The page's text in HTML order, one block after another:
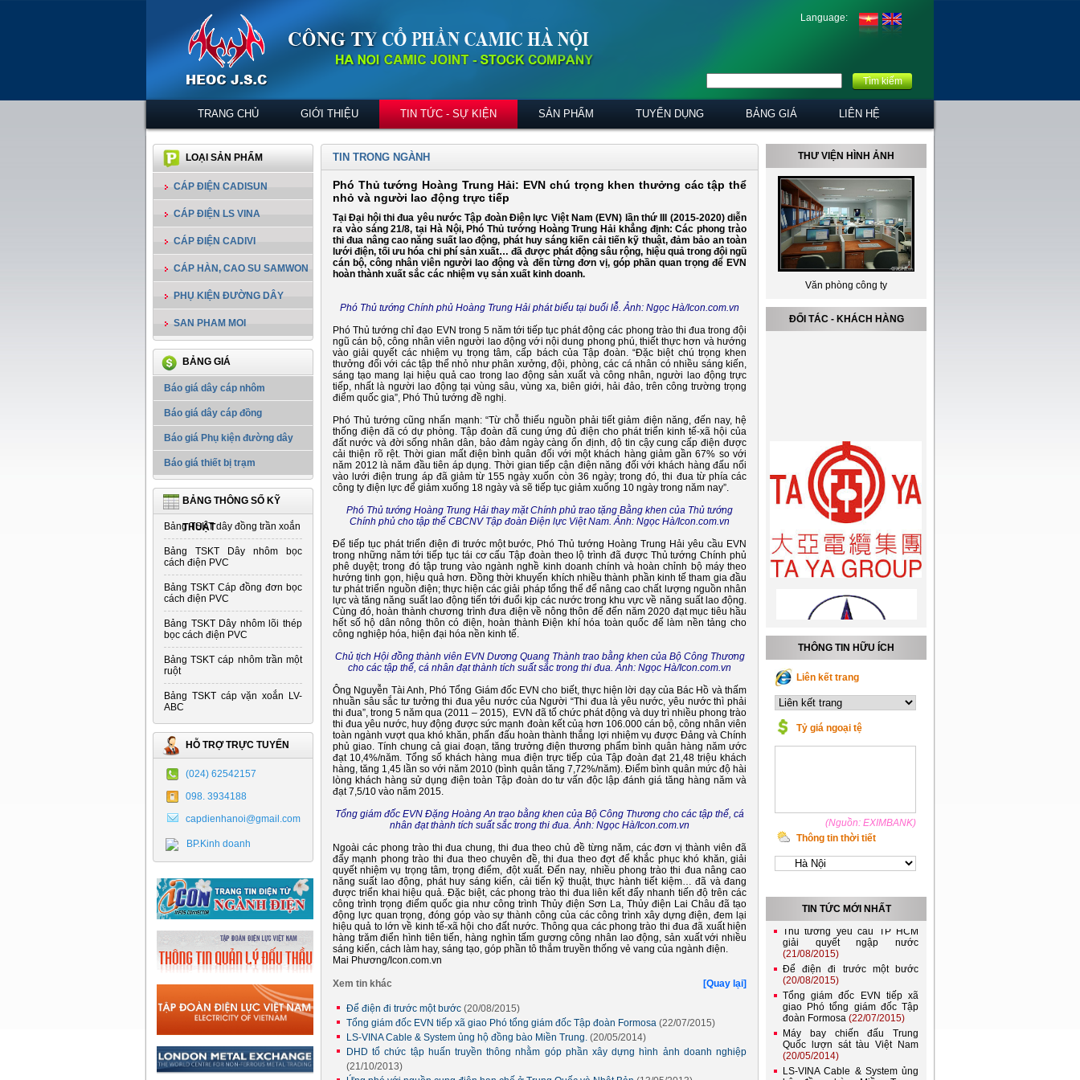
Language:
Tìm kiếm
TRANG CHỦ GIỚI THIỆU TIN TỨC - SỰ KIỆN SẢN PHẨM TUYỂN DỤNG BẢNG GIÁ LIÊN HỆ
LOẠI SẢN PHẨM
CÁP ĐIỆN CADISUN
CÁP ĐIỆN LS VINA
CÁP ĐIỆN CADIVI
CÁP HÀN, CAO SU SAMWON
PHỤ KIỆN ĐƯỜNG DÂY
SAN PHAM MOI
BẢNG GIÁ
Báo giá dây cáp nhôm
Báo giá dây cáp đồng
Báo giá Phụ kiện đường dây
Báo giá thiết bị trạm
BẢNG THÔNG SỐ KỸ
THUẬT
Bảng TSKT dây đồng trần xoắn
Bảng TSKT Dây nhôm bọc
cách điện PVC
Bảng TSKT Cáp đồng đơn bọc
cách điện PVC
Bảng TSKT Dây nhôm lõi thép
bọc cách điện PVC
Bảng TSKT cáp nhôm trần một
ruột
Bảng TSKT cáp vặn xoắn LV-
ABC
HỖ TRỢ TRỰC TUYẾN
(024) 62542157
098. 3934188
capdienhanoi@gmail.com
BP.Kinh doanh
TIN TRONG NGÀNH
Phó Thủ tướng Hoàng Trung Hải: EVN chú trọng khen thưởng các tập thể
nhỏ và người lao động trực tiếp
Tại Đại hội thi đua yêu nước Tập đoàn Điện lực Việt Nam (EVN) lần thứ III (2015-2020) diễn
ra vào sáng 21/8, tại Hà Nội, Phó Thủ tướng Hoàng Trung Hải khẳng định: Các phong trào
thi đua nâng cao năng suất lao động, phát huy sáng kiến cải tiến kỹ thuật, đảm bảo an toàn
lưới điện, tối ưu hóa chi phí sản xuất… đã được phát động sâu rộng, hiệu quả trong đội ngũ
cán bộ, công nhân viên người lao động và đến từng đơn vị, góp phần quan trọng để EVN
hoàn thành xuất sắc các nhiệm vụ sản xuất kinh doanh.
Phó Thủ tướng Chính phủ Hoàng Trung Hải phát biểu tại buổi lễ. Ảnh: Ngọc Hà/Icon.com.vn
Phó Thủ tướng chỉ đạo EVN trong 5 năm tới tiếp tục phát động các phong trào thi đua trong đội
ngũ cán bộ, công nhân viên người lao động với nội dung phong phú, thiết thực hơn và hướng
vào giải quyết các nhiệm vụ trọng tâm, cấp bách của Tập đoàn. “Đặc biệt chú trọng khen
thưởng đối với các tập thể nhỏ như phân xưởng, đội, phòng, các cá nhân có nhiều sáng kiến,
sáng tạo mang lại hiệu quả cao trong lao động sản xuất và công nhân, người lao động trực
tiếp, nhất là người lao động tại vùng sâu, vùng xa, biên giới, hải đảo, trên công trường trọng
điểm quốc gia”, Phó Thủ tướng đề nghị.
Phó Thủ tướng cũng nhấn mạnh: “Từ chỗ thiếu nguồn phải tiết giảm điện năng, đến nay, hệ
thống điện đã có dự phòng. Tập đoàn đã cung ứng đủ điện cho phát triển kinh tế-xã hội của
đất nước và đời sống nhân dân, bảo đảm ngày càng ổn định, độ tin cậy cung cấp điện được
cải thiện rõ rệt. Thời gian mất điện bình quân đối với một khách hàng giảm gần 67% so với
năm 2012 là năm đầu tiên áp dụng. Thời gian tiếp cận điện năng đối với khách hàng đấu nối
vào lưới điện trung áp đã giảm từ 155 ngày xuốn còn 36 ngày; trong đó, thi đua từ phía các
công ty điện lực để giảm xuống 18 ngày và sẽ tiếp tục giảm xuống 10 ngày trong năm nay”.
Phó Thủ tướng Hoàng Trung Hải thay mặt Chính phủ trao tặng Bằng khen của Thủ tướng
Chính phủ cho tập thể CBCNV Tập đoàn Điện lực Việt Nam. Ảnh: Ngọc Hà/Icon.com.vn
Để tiếp tục phát triển điện đi trước một bước, Phó Thủ tướng Hoàng Trung Hải yêu cầu EVN
trong những năm tới tiếp tục tái cơ cấu Tập đoàn theo lộ trình đã được Thủ tướng Chính phủ
phê duyệt; trong đó tập trung vào ngành nghề kinh doanh chính và hoàn chỉnh bộ máy theo
hướng tinh gọn, hiệu quả hơn. Đồng thời khuyến khích nhiều thành phần kinh tế tham gia đầu
tư phát triển nguồn điện; thực hiện các giải pháp tổng thể để nâng cao chất lượng nguồn nhân
lực và tăng năng suất lao động tiến tới đuổi kịp các nước trong khu vực về năng suất lao động.
Cùng đó, hoàn thành chương trình đưa điện về nông thôn để đến năm 2020 đạt mục tiêu hầu
hết số hộ dân nông thôn có điện, hoàn thành Điện khí hóa toàn quốc để làm nền tảng cho
công nghiệp hóa, hiện đại hóa nền kinh tế.
Chủ tịch Hội đồng thành viên EVN Dương Quang Thành trao bằng khen của Bộ Công Thương
cho các tập thể, cá nhân đạt thành tích suất sắc trong thi đua. Ảnh: Ngọc Hà/Icon.com.vn
Ông Nguyễn Tài Anh, Phó Tổng Giám đốc EVN cho biết, thực hiện lời dạy của Bác Hồ và thấm
nhuần sâu sắc tư tưởng thi đua yêu nước của Người “Thi đua là yêu nước, yêu nước thì phải
thi đua”, trong 5 năm qua (2011 – 2015), EVN đã tổ chức phát động và duy trì nhiều phong trào
thi đua yêu nước, huy động được sức mạnh đoàn kết của hơn 106.000 cán bộ, công nhân viên
toàn ngành vượt qua khó khăn, phấn đấu hoàn thành thắng lợi nhiệm vụ được Đảng và Chính
phủ giao. Tính chung cả giai đoạn, tăng trưởng điện thương phẩm bình quân hàng năm ước
đạt 10,4%/năm. Tổng số khách hàng mua điện trực tiếp của Tập đoàn đạt 21,48 triệu khách
hàng, tăng 1,45 lần so với năm 2010 (bình quân tăng 7,72%/năm). Điểm bình quân mức độ hài
lòng khách hàng sử dụng điện toàn Tập đoàn do tư vấn độc lập đánh giá tăng hàng năm và
đạt 7,5/10 vào năm 2015.
Tổng giám đốc EVN Đặng Hoàng An trao bằng khen của Bộ Công Thương cho các tập thể, cá
nhân đạt thành tích suất sắc trong thi đua. Ảnh: Ngọc Hà/Icon.com.vn
Ngoài các phong trào thi đua chung, thi đua theo chủ đề từng năm, các đơn vị thành viên đã
đẩy mạnh phong trào thi đua theo chuyên đề, thi đua theo đợt để khắc phục khó khăn, giải
quyết nhiệm vụ trọng tâm, trọng điểm, đột xuất. Đến nay, nhiều phong trào thi đua nâng cao
năng suất lao động, phát huy sáng kiến, cải tiến kỹ thuật, thực hành tiết kiệm… đã và đang
được triển khai hiệu quả. Đặc biệt, các phong trào thi đua liên kết đẩy nhanh tiến độ trên các
công trình trọng điểm quốc gia như công trình Thủy điện Sơn La, Thủy điện Lai Châu đã tạo
động lực quan trọng, đóng góp vào sự thành công của các công trình xây dựng điện, đem lại
hiệu quả to lớn về kinh tế-xã hội cho đất nước. Thông qua các phong trào thi đua đã xuất hiện
hàng trăm điển hình tiên tiến, hàng nghìn tấm gương công nhân lao động, sản xuất với nhiều
sáng kiến, cách làm hay, sáng tạo, góp phần tô thắm truyền thống vẻ vang của ngành điện.
Mai Phương/Icon.com.vn
Xem tin khác [Quay lại]
Để điện đi trước một bước (20/08/2015)
Tổng giám đốc EVN tiếp xã giao Phó tổng giám đốc Tập đoàn Formosa (22/07/2015)
LS-VINA Cable & System ủng hộ đồng bào Miền Trung. (20/05/2014)
DHD tổ chức tập huấn truyền thông nhằm góp phần xây dựng hình ảnh doanh nghiệp
(21/10/2013)
THƯ VIỆN HÌNH ẢNH
Văn phòng công ty
ĐỐI TÁC - KHÁCH HÀNG
THÔNG TIN HỮU ÍCH
Liên kết trang
Tỷ giá ngoại tệ
(Nguồn: EXIMBANK)
Thông tin thời tiết
TIN TỨC MỚI NHẤT
Việt Nam và Lào nên kết nối
EVNHANOI góp phần vào
thành công của Đại hội Đảng
bộ Thành phố Hà Nội lần thứ
Phó Thủ tướng Hoàng Trung
người lao động trực tiếp
(25/08/2015)
Thủ tướng yêu cầu TP HCM
giải quyết ngập nước
(21/08/2015)
Để điện đi trước một bước
(20/08/2015)
Tổng giám đốc EVN tiếp xã
giao Phó tổng giám đốc Tập
đoàn Formosa(22/07/2015)
Máy bay chiến đấu Trung
Quốc lượn sát tàu Việt Nam
(20/05/2014)
LS-VINA Cable & System ủng
hộ đồng bào Miền Trung.